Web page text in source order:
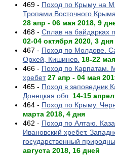
469 - Поход по Крыму на
Тропами Восточного
28 апр - 06 мая 2018, 9
468 - Сплав на байдарках
02-04 октября 2020, 3 дня
467 - Поход по Молдове.
Орхей, Кишинев. 18-22
466 - Поход по Карпатам.
хребет 27 апр - 04 мая
465 - Поход в заповедник
Донецкая обл. 14-15
464 - Поход по Крыму.
марта 2018, 4 дня
462 - Поход по Алтаю.
Ивановский хребет.
государственный
августа 2018, 16 дней